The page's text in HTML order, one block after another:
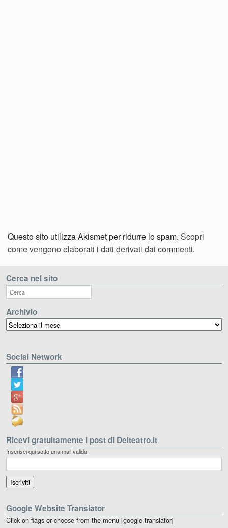
Questo sito utilizza Akismet per ridurre lo spam. Scopri
come vengono elaborati i dati derivati dai commenti.
Cerca nel sito
Archivio
Archivio
Social Network
Ricevi gratuitamente i post di Delteatro.it
Inserisci qui sotto una mail valida
Google Website Translator
Click on flags or choose from the menu [google-translator]